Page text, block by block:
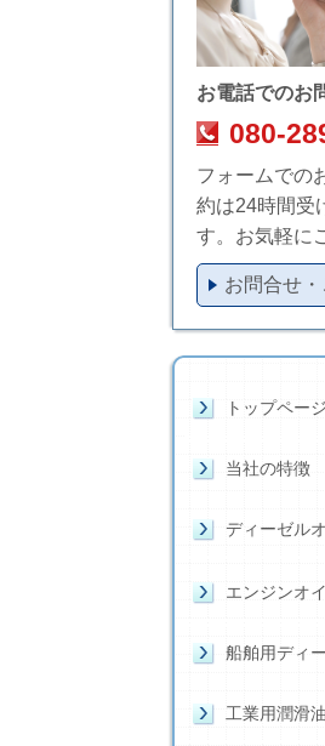
お電話でのお
080-
フォームでの
約は24時間受
す。お気軽に
お問合せ
トップページ
当社の特徴
ディーゼル
エンジンオ
船舶用ディ
工業用潤滑油